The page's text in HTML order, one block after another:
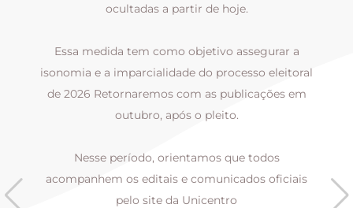
ocultadas a partir de hoje.
Essa medida tem como objetivo assegurar a
isonomia e a imparcialidade do processo eleitoral
de 2026 Retornaremos com as publicações em
outubro, após o pleito.
Nesse período, orientamos que todos
acompanhem os editais e comunicados oficiais
pelo site da Unicentro